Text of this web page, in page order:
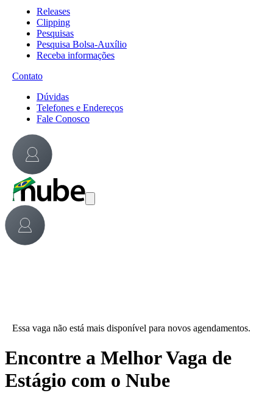
Releases
Clipping
Pesquisas
Pesquisa Bolsa-Auxílio
Receba informações
Contato
Dúvidas
Telefones e Endereços
Fale Conosco
Essa vaga não está mais disponível para novos agendamentos.
Encontre a Melhor Vaga de
Estágio com o Nube